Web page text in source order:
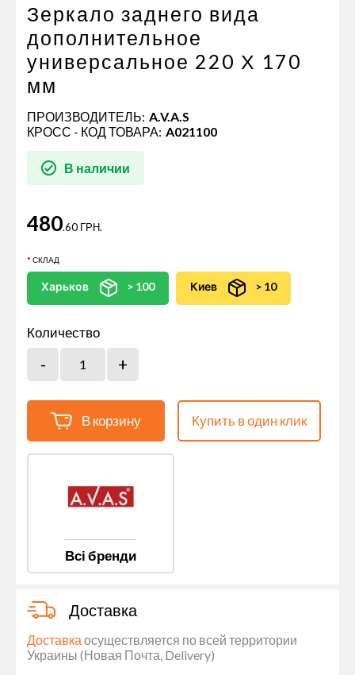
Зеркало заднего вида
дополнительное
универсальное 220 Х 170
мм
ПРОИЗВОДИТЕЛЬ: A.V.A.S
КРОСС - КОД ТОВАРА: A021100
В наличии
480.60 ГРН.
СКЛАД
Харьков > 100 Киев > 10
Количество
В корзину Купить в один клик
Всі бренди
Доставка
Доставка осуществляется по всей территории
Украины (Новая Почта, Delivery)